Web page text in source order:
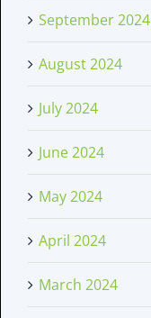
September 2024
August 2024
July 2024
June 2024
May 2024
April 2024
March 2024